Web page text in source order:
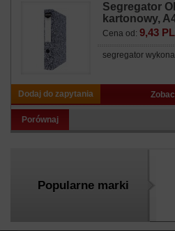
Segregator
kartonowy,
Cena od: 9,43
segregator
Dodaj do zapytania
Porównaj
Popularne marki